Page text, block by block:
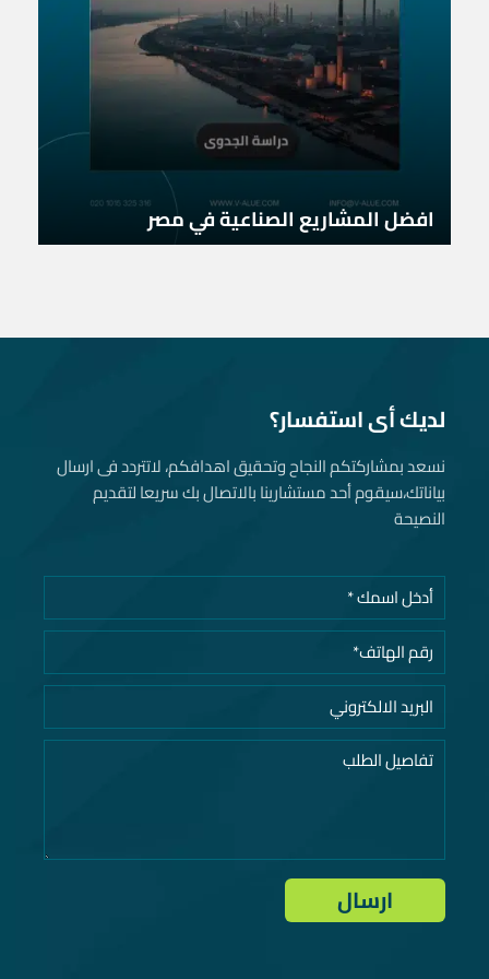
افضل المشاريع الصناعية في مصر
لديك أى استفسار؟
نسعد بمشاركتكم النجاح وتحقيق اهدافكم، لاتتردد فى ارسال
بياناتك، سيقوم أحد مستشارينا بالاتصال بك سريعا لتقديم
النصيحة